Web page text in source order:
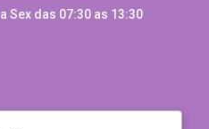
Sex das 07:30 as 13:30